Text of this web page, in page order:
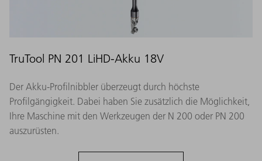
TruTool PN 201 LiHD-Akku 18V
Der Akku-Profilnibbler überzeugt durch höchste
Profilgängigkeit. Dabei haben Sie zusätzlich die Möglichkeit,
Ihre Maschine mit den Werkzeugen der N 200 oder PN 200
auszurüsten.